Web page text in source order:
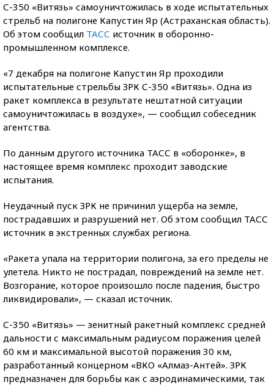
С-350 «Витязь» самоуничтожилась в ходе испытательных
стрельб на полигоне Капустин Яр (Астраханская область).
Об этом сообщил ТАСС источник в оборонно-
промышленном комплексе.
«7 декабря на полигоне Капустин Яр проходили
испытательные стрельбы ЗРК С-350 «Витязь». Одна из
ракет комплекса в результате нештатной ситуации
самоуничтожилась в воздухе», — сообщил собеседник
агентства.
По данным другого источника ТАСС в «оборонке», в
настоящее время комплекс проходит заводские
испытания.
Неудачный пуск ЗРК не причинил ущерба на земле,
пострадавших и разрушений нет. Об этом сообщил ТАСС
источник в экстренных службах региона.
«Ракета упала на территории полигона, за его пределы не
улетела. Никто не пострадал, повреждений на земле нет.
Возгорание, которое произошло после падения, быстро
ликвидировали», — сказал источник.
С-350 «Витязь» — зенитный ракетный комплекс средней
дальности с максимальным радиусом поражения целей
60 км и максимальной высотой поражения 30 км,
разработанный концерном «ВКО «Алмаз-Антей». ЗРК
предназначен для борьбы как с аэродинамическими, так